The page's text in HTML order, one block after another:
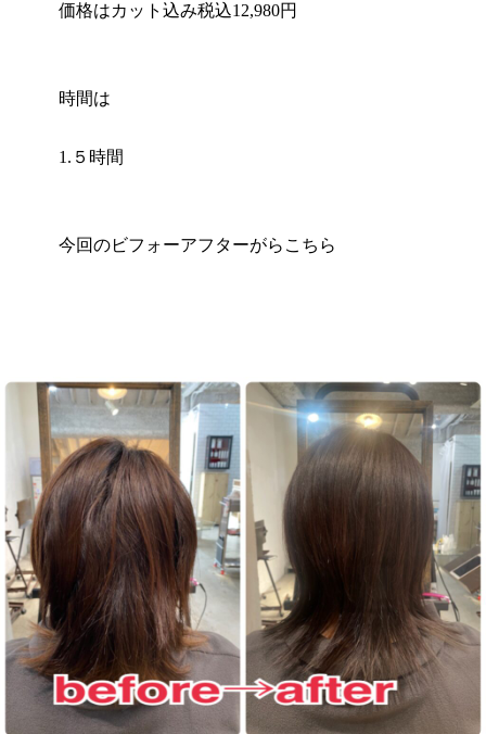
価格はカット込み税込12,980円
時間は
1.５時間
今回のビフォーアフターがらこちら